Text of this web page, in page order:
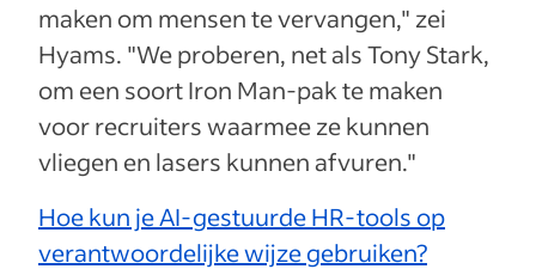
maken om mensen te vervangen," zei
Hyams. "We proberen, net als Tony Stark,
om een soort Iron Man-pak te maken
voor recruiters waarmee ze kunnen
vliegen en lasers kunnen afvuren."
Hoe kun je AI-gestuurde HR-tools op
verantwoordelijke wijze gebruiken?